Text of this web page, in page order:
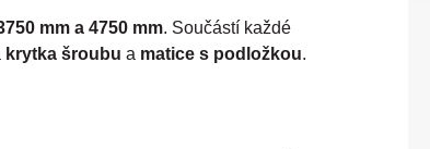
mm a 4750 mm. Součástí každé
krytka šroubu a matice s podložkou.